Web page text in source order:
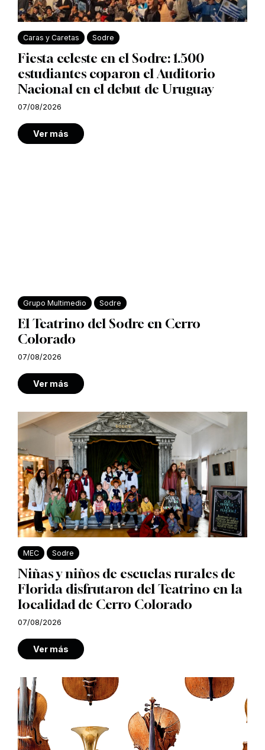
Caras y Caretas Sodre
Fiesta celeste en el Sodre: 1.500
estudiantes coparon el Auditorio
Nacional en el debut de Uruguay
07/08/2026
Ver más
Grupo Multimedio Sodre
El Teatrino del Sodre en Cerro
Colorado
07/08/2026
Ver más
MEC Sodre
Niñas y niños de escuelas rurales de
Florida disfrutaron del Teatrino en la
localidad de Cerro Colorado
07/08/2026
Ver más